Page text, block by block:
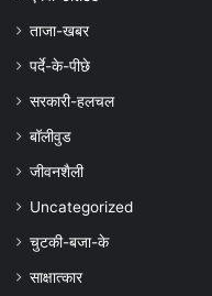
ताजा-खबर
पर्दे-के-पीछे
सरकारी-हलचल
बॉलीवुड
जीवनशैली
Uncategorized
चुटकी-बजा-के
साक्षात्कार